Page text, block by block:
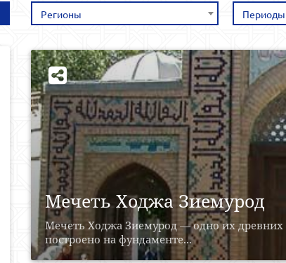
Регионы Периоды
Мечеть Ходжа Зиемурод
Мечеть Ходжа Зиемурод — одно их
построено на фундаменте...